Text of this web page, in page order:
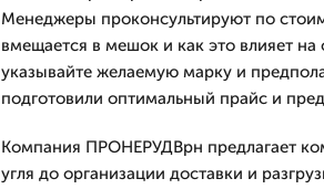
Менеджеры проконсультируют по
вмещается в мешок и как это влияет
указывайте желаемую марку и
подготовили оптимальный прайс и
Компания ПРОНЕРУДВрн предлагает
угля до организации доставки и